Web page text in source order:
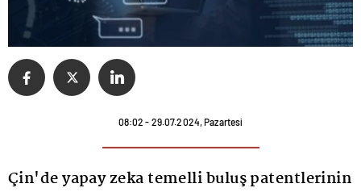
08:02 - 29.07.2024, Pazartesi
Çin'de yapay zeka temelli buluş patentlerinin